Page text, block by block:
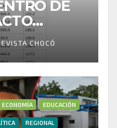
DE
Y PIDE
CHOCÓ
ECONOMÍA EDUCACIÓN
REGIONAL